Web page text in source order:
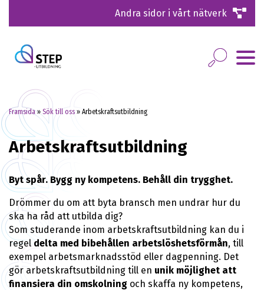
Andra sidor i vårt nätverk
Framsida» Sök till oss » Arbetskraftsutbildning
Arbetskraftsutbildning
Byt spår. Bygg ny kompetens. Behåll din trygghet.
Drömmer du om att byta bransch men undrar hur du
ska ha råd att utbilda dig?
Som studerande inom arbetskraftsutbildning kan du i
regel delta med bibehållen arbetslöshetsförmån, till
exempel arbetsmarknadsstöd eller dagpenning. Det
gör arbetskraftsutbildning till en unik möjlighet att
finansiera din omskolning och skaffa ny kompetens,